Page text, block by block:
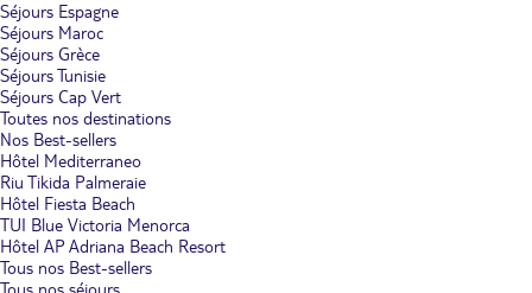
Séjours Espagne
Séjours Maroc
Séjours Grèce
Séjours Tunisie
Séjours Cap Vert
Toutes nos destinations
Nos Best-sellers
Hôtel Mediterraneo
Riu Tikida Palmeraie
Hôtel Fiesta Beach
TUI Blue Victoria Menorca
Hôtel AP Adriana Beach Resort
Tous nos Best-sellers